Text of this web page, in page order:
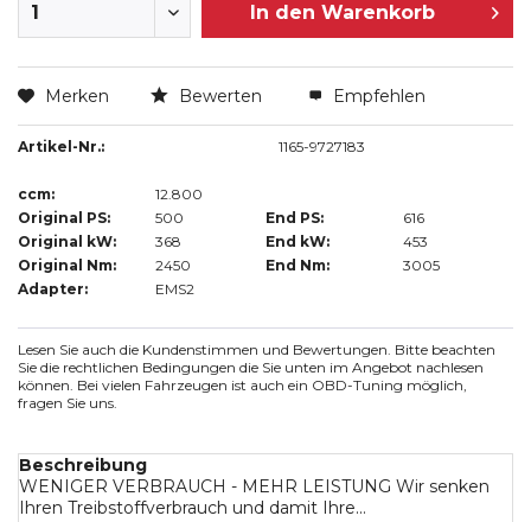
In den Warenkorb
Merken Bewerten Empfehlen
Artikel-Nr.: 1165-9727183
ccm:
12.800
Original PS:
500 End PS:
616
Original kW:
368 End kW:
453
Original Nm:
2450 End Nm:
3005
Adapter:
EMS2
Lesen Sie auch die Kundenstimmen und Bewertungen. Bitte beachten
Sie die rechtlichen Bedingungen die Sie unten im Angebot nachlesen
können. Bei vielen Fahrzeugen ist auch ein OBD-Tuning möglich,
fragen Sie uns.
Beschreibung
WENIGER VERBRAUCH - MEHR LEISTUNG Wir senken
Ihren Treibstoffverbrauch und damit Ihre...